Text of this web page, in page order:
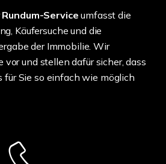
Rundum-Service umfasst die
Käufersuche und die
der Immobilie. Wir
vor und stellen dafür sicher, dass
für Sie so einfach wie möglich